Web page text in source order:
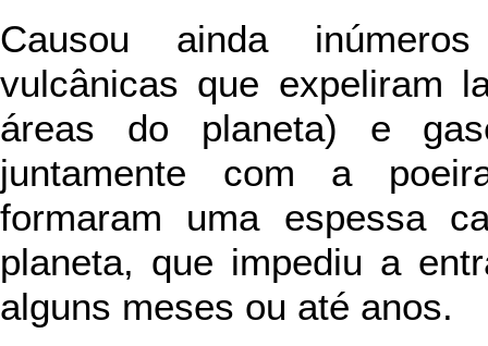
Causou ainda
vulcânicas que expeliram
áreas do planeta) e
juntamente com a
formaram uma espessa
planeta, que impediu a
alguns meses ou até anos.